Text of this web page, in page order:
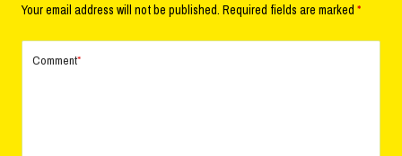
Your email address will not be published. Required fields are marked *
Comment*